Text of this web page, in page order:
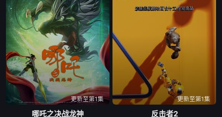
更新至第1集
哪吒之决战龙神
更新至第1集
反击者2